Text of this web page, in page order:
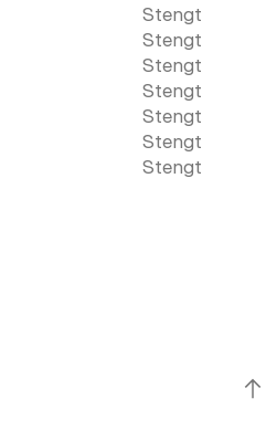
Stengt
Stengt
Stengt
Stengt
Stengt
Stengt
Stengt